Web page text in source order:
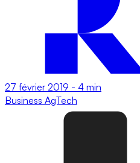
27 février 2019 - 4 min
Business AgTech